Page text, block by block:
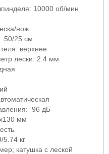
10000 об/мин
нож
50/25 см
верхнее
лески: 2.4 мм
96 дБ
мм
5.74 кг
катушка с леской